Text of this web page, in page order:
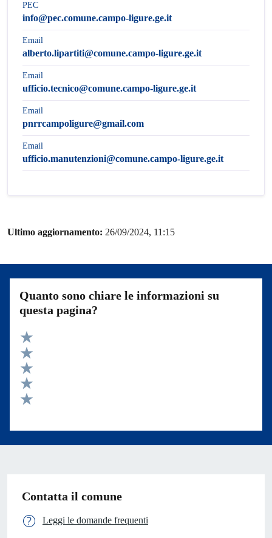
PEC
info@pec.comune.campo-ligure.ge.it
Email
alberto.lipartiti@comune.campo-ligure.ge.it
Email
ufficio.tecnico@comune.campo-ligure.ge.it
Email
pnrrcampoligure@gmail.com
Email
ufficio.manutenzioni@comune.campo-ligure.ge.it
Ultimo aggiornamento: 26/09/2024, 11:15
Quanto sono chiare le informazioni su
questa pagina?
Valuta 5 stelle su 5
Valuta 4 stelle su 5
Valuta 3 stelle su 5
Valuta 2 stelle su 5
Contatta il comune
Leggi le domande frequenti